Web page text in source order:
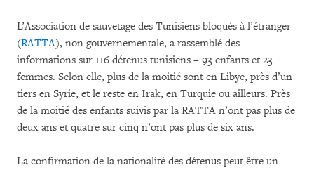
L’Association de sauvetage des Tunisiens bloqués à l’étranger
(RATTA), non gouvernementale, a rassemblé des
informations sur 116 détenus tunisiens – 93 enfants et 23
femmes. Selon elle, plus de la moitié sont en Libye, près d’un
tiers en Syrie, et le reste en Irak, en Turquie ou ailleurs. Près
de la moitié des enfants suivis par la RATTA n’ont pas plus de
deux ans et quatre sur cinq n’ont pas plus de six ans.
La confirmation de la nationalité des détenus peut être un